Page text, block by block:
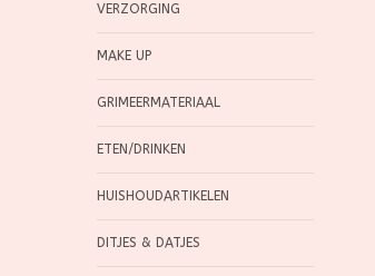
VERZORGING
MAKE UP
GRIMEERMATERIAAL
ETEN/DRINKEN
HUISHOUDARTIKELEN
DITJES & DATJES